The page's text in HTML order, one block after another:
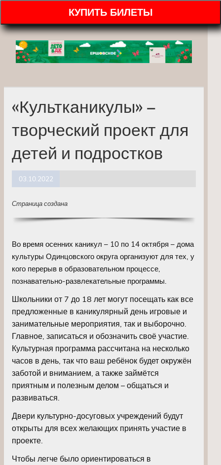
КУПИТЬ БИЛЕТЫ
«Культканикулы» –
творческий проект для
детей и подростков
03.10.2022
Страница создана
Во время осенних каникул – 10 по 14 октября – дома
культуры Одинцовского округа организуют для тех, у
кого перерыв в образовательном процессе,
познавательно-развлекательные программы.
Школьники от 7 до 18 лет могут посещать как все
предложенные в каникулярный день игровые и
занимательные мероприятия, так и выборочно.
Главное, записаться и обозначить своё участие.
Культурная программа рассчитана на несколько
часов в день, так что ваш ребёнок будет окружён
заботой и вниманием, а также займётся
приятным и полезным делом – общаться и
развиваться.
Двери культурно-досуговых учреждений будут
открыты для всех желающих принять участие в
проекте.
Чтобы легче было ориентироваться в